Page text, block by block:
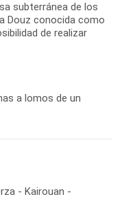
subterránea de los
Douz conocida como
de realizar
a lomos de un
- Kairouan -